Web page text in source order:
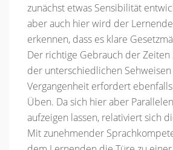
zunächst etwas Sensibilität
aber auch hier wird der
erkennen, dass es klare
Der richtige Gebrauch der Zeiten
der unterschiedlichen
Vergangenheit erfordert
Üben. Da sich hier aber
aufzeigen lassen, relativiert sich
Mit zunehmender